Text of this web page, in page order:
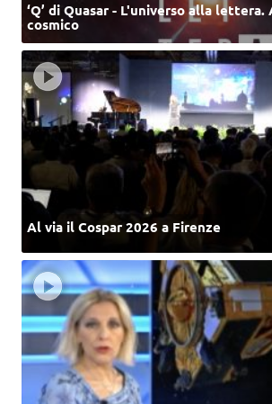
‘Q’ di Quasar - L'universo alla
cosmico
Al via il Cospar 2026 a Firenze